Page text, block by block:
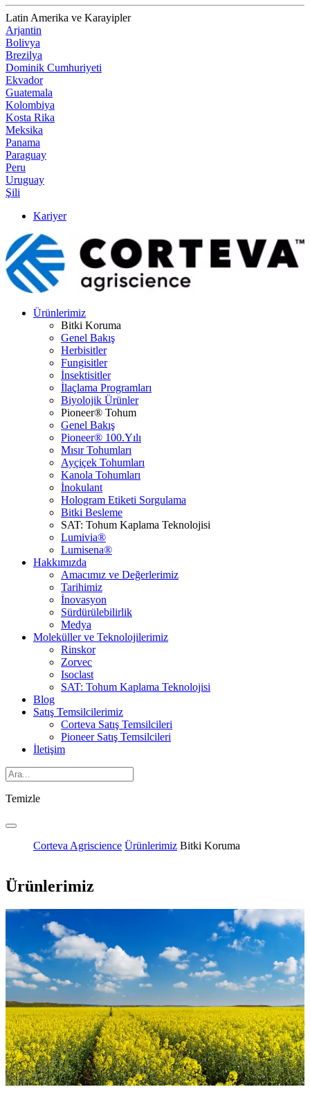
Latin Amerika ve Karayipler
Arjantin
Bolivya
Brezilya
Dominik Cumhuriyeti
Ekvador
Guatemala
Kolombiya
Kosta Rika
Meksika
Panama
Paraguay
Peru
Uruguay
Şili
Kariyer
Ürünlerimiz
Bitki Koruma
Genel Bakış
Herbisitler
Fungisitler
İnsektisitler
İlaçlama Programları
Biyolojik Ürünler
Pioneer® Tohum
Genel Bakış
Pioneer® 100.Yılı
Mısır Tohumları
Ayçiçek Tohumları
Kanola Tohumları
İnokulant
Hologram Etiketi Sorgulama
Bitki Besleme
SAT: Tohum Kaplama Teknolojisi
Lumivia®
Lumisena®
Hakkımızda
Amacımız ve Değerlerimiz
Tarihimiz
İnovasyon
Sürdürülebilirlik
Medya
Moleküller ve Teknolojilerimiz
Rinskor
Zorvec
Isoclast
SAT: Tohum Kaplama Teknolojisi
Blog
Satış Temsilcilerimiz
Corteva Satış Temsilcileri
Pioneer Satış Temsilcileri
İletişim
Temizle
Corteva Agriscience Ürünlerimiz Bitki Koruma
Ürünlerimiz